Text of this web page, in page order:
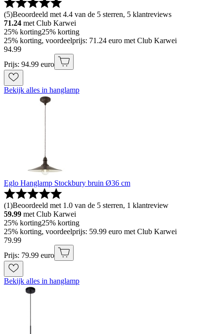
(5)Beoordeeld met 4.4 van de 5 sterren, 5 klantreviews
71.24 met Club Karwei
25% korting25% korting
25% korting, voordeelprijs: 71.24 euro met Club Karwei
94.99
Prijs: 94.99 euro
Bekijk alles in hanglamp
Eglo Hanglamp Stockbury bruin Ø36 cm
(1)Beoordeeld met 1.0 van de 5 sterren, 1 klantreview
59.99 met Club Karwei
25% korting25% korting
25% korting, voordeelprijs: 59.99 euro met Club Karwei
79.99
Prijs: 79.99 euro
Bekijk alles in hanglamp